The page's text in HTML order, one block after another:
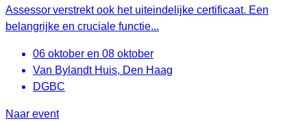
Assessor verstrekt ook het uiteindelijke certificaat. Een
belangrijke en cruciale functie...
06 oktober en 08 oktober
Van Bylandt Huis, Den Haag
DGBC
Naar event